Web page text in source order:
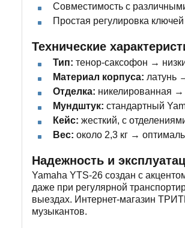
Совместимость с
Простая регулировка
Технические
Тип: тенор-саксофон →
Материал корпуса: латунь
Отделка: никелированная
Мундштук: стандартный
Кейс: жесткий, с
Вес: около 2,3 кг →
Надежность и
Yamaha YTS-26 создан с
даже при регулярной
выездах. Интернет-магазин
музыкантов.